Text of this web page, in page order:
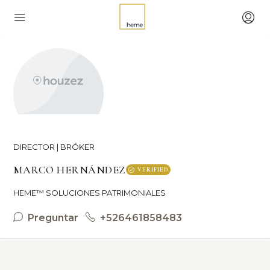
DIRECTOR | BRÓKER
MARCO HERNÁNDEZ VERIFIED
HEME™ SOLUCIONES PATRIMONIALES
Preguntar +526461858483